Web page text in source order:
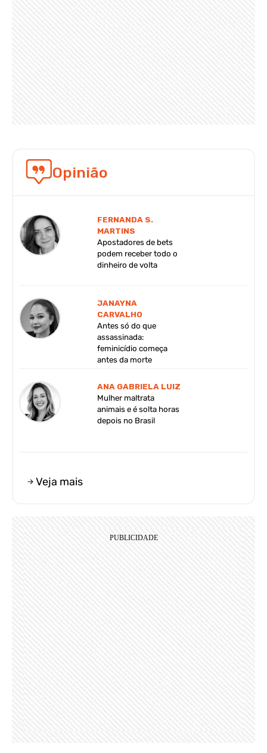
Opinião
FERNANDA S.
MARTINS
Apostadores de bets
podem receber todo o
dinheiro de volta
JANAYNA
CARVALHO
Antes só do que
assassinada:
feminicídio começa
antes da morte
ANA GABRIELA LUIZ
Mulher maltrata
animais e é solta horas
depois no Brasil
Veja mais